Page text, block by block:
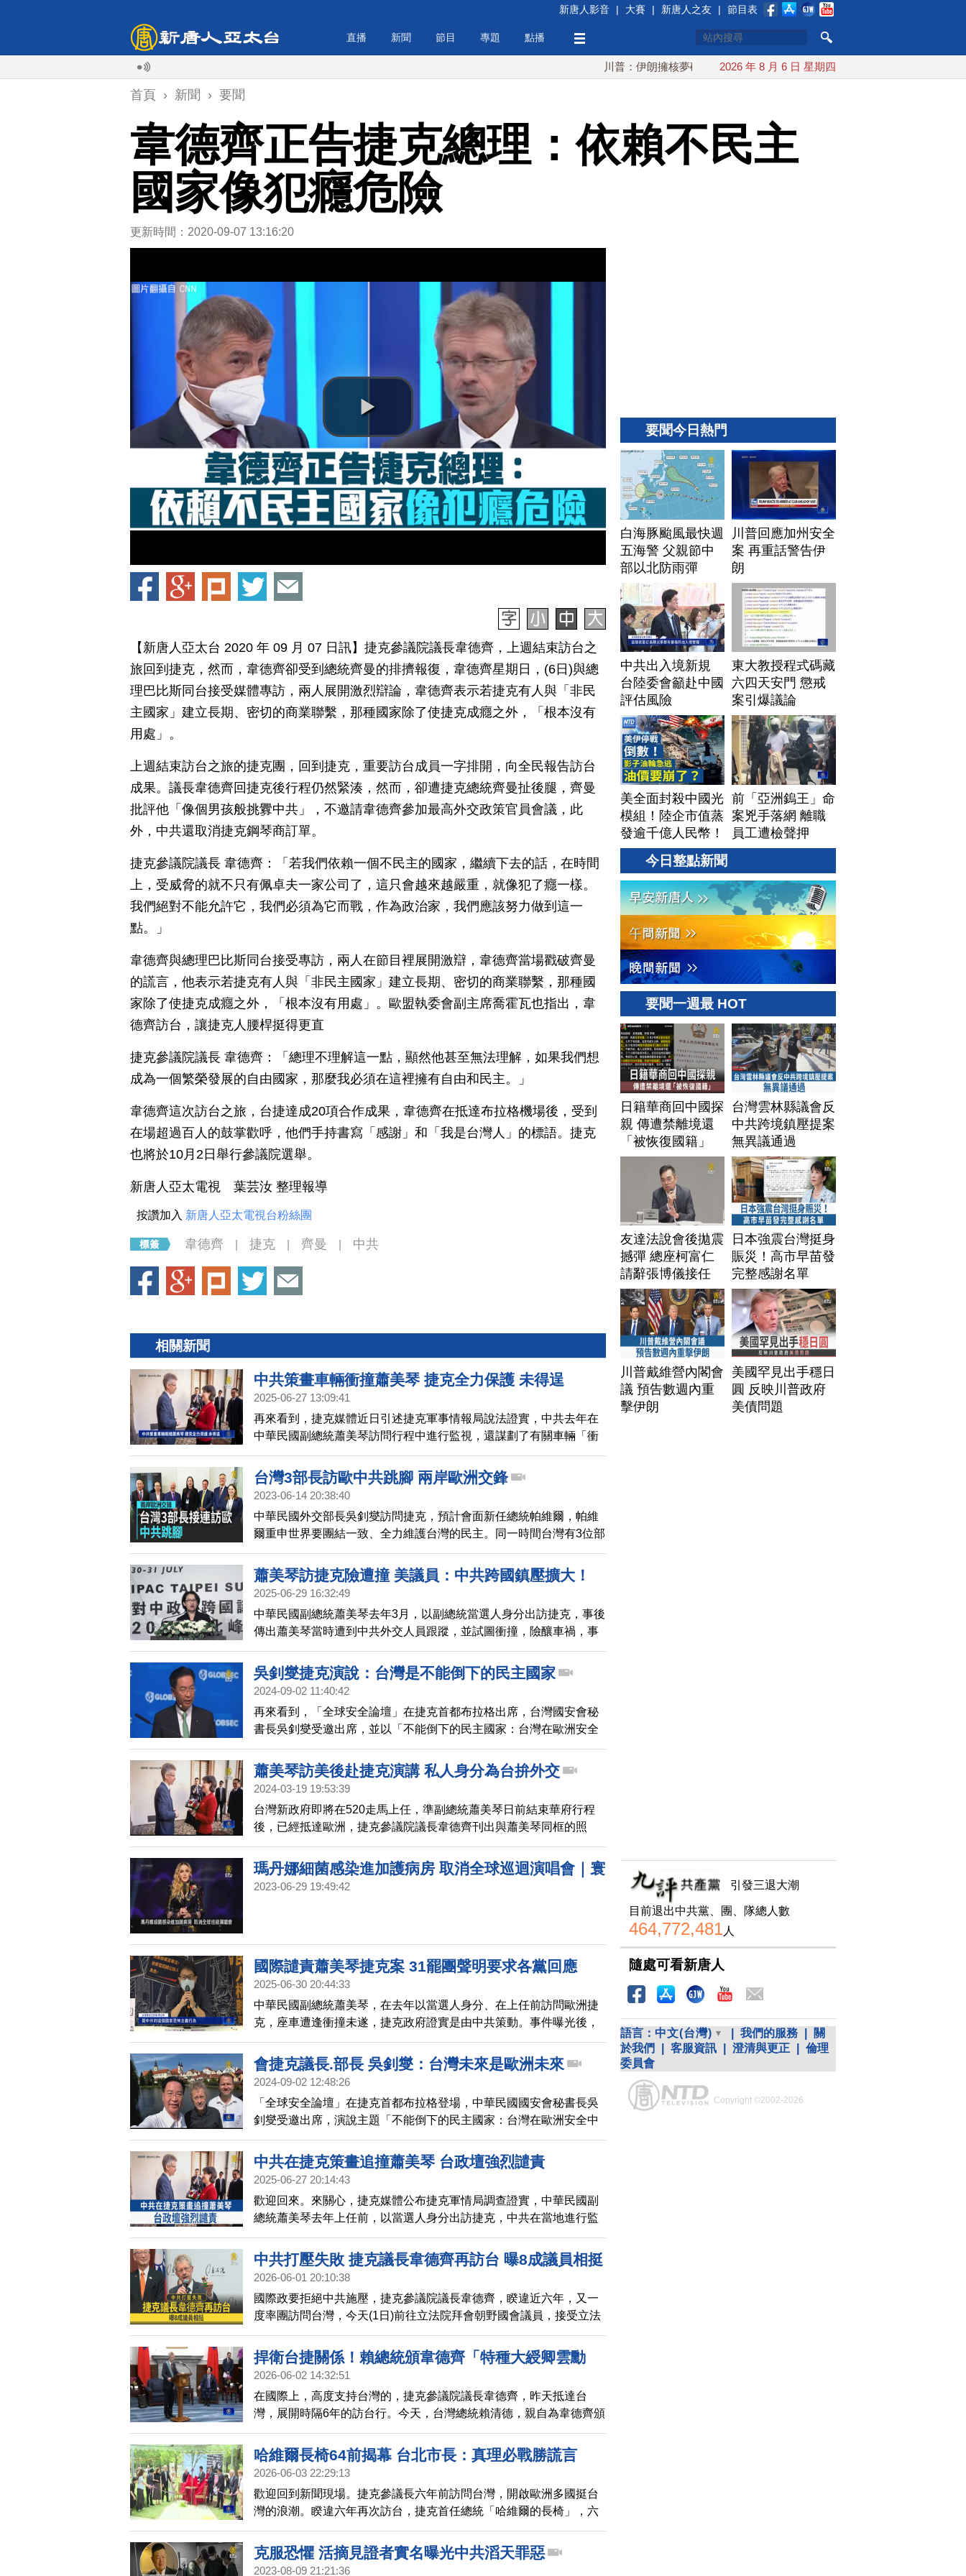
新唐人影音 | 大賽 | 新唐人之友 | 節目表
直播 新聞 節目 專題 點播
川普：伊朗擁核夢碎 海峽即將恢復通航 烏克蘭貨機旁驚現炸彈無人機 德國機
2026 年 8 月 6 日 星期四
首頁 › 新聞 › 要聞
韋德齊正告捷克總理：依賴不民主
國家像犯癮危險
更新時間：2020-09-07 13:16:20
【新唐人亞太台 2020 年 09 月 07 日訊】捷克參議院議長韋德齊，上週結束訪台之
旅回到捷克，然而，韋德齊卻受到總統齊曼的排擠報復，韋德齊星期日，(6日)與總
理巴比斯同台接受媒體專訪，兩人展開激烈辯論，韋德齊表示若捷克有人與「非民
主國家」建立長期、密切的商業聯繫，那種國家除了使捷克成癮之外，「根本沒有
用處」。
上週結束訪台之旅的捷克團，回到捷克，重要訪台成員一字排開，向全民報告訪台
成果。議長韋德齊回捷克後行程仍然緊湊，然而，卻遭捷克總統齊曼扯後腿，齊曼
批評他「像個男孩般挑釁中共」，不邀請韋德齊參加最高外交政策官員會議，此
外，中共還取消捷克鋼琴商訂單。
捷克參議院議長 韋德齊：「若我們依賴一個不民主的國家，繼續下去的話，在時間
上，受威脅的就不只有佩卓夫一家公司了，這只會越來越嚴重，就像犯了癮一樣。
我們絕對不能允許它，我們必須為它而戰，作為政治家，我們應該努力做到這一
點。」
韋德齊與總理巴比斯同台接受專訪，兩人在節目裡展開激辯，韋德齊當場戳破齊曼
的謊言，他表示若捷克有人與「非民主國家」建立長期、密切的商業聯繫，那種國
家除了使捷克成癮之外，「根本沒有用處」。歐盟執委會副主席喬霍瓦也指出，韋
德齊訪台，讓捷克人腰桿挺得更直
捷克參議院議長 韋德齊：「總理不理解這一點，顯然他甚至無法理解，如果我們想
成為一個繁榮發展的自由國家，那麼我必須在這裡擁有自由和民主。」
韋德齊這次訪台之旅，台捷達成20項合作成果，韋德齊在抵達布拉格機場後，受到
在場超過百人的鼓掌歡呼，他們手持書寫「感謝」和「我是台灣人」的標語。捷克
也將於10月2日舉行參議院選舉。
新唐人亞太電視 葉芸汝 整理報導
按讚加入 新唐人亞太電視台粉絲團
韋德齊 捷克 齊曼 中共
相關新聞
中共策畫車輛衝撞蕭美琴 捷克全力保護 未得逞
2025-06-27 13:09:41
再來看到，捷克媒體近日引述捷克軍事情報局說法證實，中共去年在
中華民國副總統蕭美琴訪問行程中進行監視，還謀劃了有關車輛「衝
撞計畫」，所幸後來被捷克政府成功化解。
台灣3部長訪歐中共跳腳 兩岸歐洲交鋒
2023-06-14 20:38:40
中華民國外交部長吳釗燮訪問捷克，預計會面新任總統帕維爾，帕維
爾重申世界要團結一致、全力維護台灣的民主。同一時間台灣有3位部
長級官員在歐洲訪問，包括經濟部長、數位部長。外媒分析，這是在
中共總理李強首次訪歐前，兩岸在歐洲的較勁。
蕭美琴訪捷克險遭撞 美議員：中共跨國鎮壓擴大！
2025-06-29 16:32:49
中華民國副總統蕭美琴去年3月，以副總統當選人身分出訪捷克，事後
傳出蕭美琴當時遭到中共外交人員跟蹤，並試圖衝撞，險釀車禍，事
件引起美國兩黨議員強烈譴責：這是中共的犯罪行徑，是脅迫；凸顯
中共跨國鎮壓日益擴大的威脅！
吳釗燮捷克演說：台灣是不能倒下的民主國家
2024-09-02 11:40:42
再來看到，「全球安全論壇」在捷克首都布拉格出席，台灣國安會秘
書長吳釗燮受邀出席，並以「不能倒下的民主國家：台灣在歐洲安全
中的角色」為題發表演說。吳釗燮表示，面對中共的威脅，歐洲建立
整合性嚇阻力量，至為關鍵，期盼歐洲國家加強與台灣在供應鏈韌性
和經濟安全方面的合作。
蕭美琴訪美後赴捷克演講 私人身分為台拚外交
2024-03-19 19:53:39
台灣新政府即將在520走馬上任，準副總統蕭美琴日前結束華府行程
後，已經抵達歐洲，捷克參議院議長韋德齊刊出與蕭美琴同框的照
片，貼文一出，引起國內外媒體關注。
瑪丹娜細菌感染進加護病房 取消全球巡迴演唱會｜寰
宇掃描
2023-06-29 19:49:42
國際譴責蕭美琴捷克案 31罷團聲明要求各黨回應
2025-06-30 20:44:33
中華民國副總統蕭美琴，在去年以當選人身分、在上任前訪問歐洲捷
克，座車遭逢衝撞未遂，捷克政府證實是由中共策動。事件曝光後，
國際紛紛譴責，國際媒體頭版報導。不過，台灣有在野黨國會議員，
在網路節目的爭議表態，引發31個民間罷免團體聯合聲明，要求各政
黨回應。
會捷克議長.部長 吳釗燮：台灣未來是歐洲未來
2024-09-02 12:48:26
「全球安全論壇」在捷克首都布拉格登場，中華民國國安會秘書長吳
釗燮受邀出席，演說主題「不能倒下的民主國家：台灣在歐洲安全中
的角色」。吳釗燮表示，面對中共的威脅，歐洲建立整合性嚇阻力
量，至為關鍵，期盼歐洲國家加強與台灣在供應鏈韌性和經濟安全方
面等合作。
中共在捷克策畫追撞蕭美琴 台政壇強烈譴責
2025-06-27 20:14:43
歡迎回來。來關心，捷克媒體公布捷克軍情局調查證實，中華民國副
總統蕭美琴去年上任前，以當選人身分出訪捷克，中共在當地進行監
視，謀劃碰撞座車，所幸被捷克政府掌握，不讓中共行動得逞。對
此，中華民國政府大陸委員會強烈譴責中共惡劣行徑，要求立即出面
說明、公開道歉。當中共外交部被詢問此事，只是在回應中一味批評
中共打壓失敗 捷克議長韋德齊再訪台 曝8成議員相挺
2026-06-01 20:10:38
國際政要拒絕中共施壓，捷克參議院議長韋德齊，睽違近六年，又一
度率團訪問台灣，今天(1日)前往立法院拜會朝野國會議員，接受立法
院長韓國瑜款待。韋德齊表示台灣與捷克都是自由民主的國家，都有
權決定與誰合作，不受外部干預。
捍衛台捷關係！賴總統頒韋德齊「特種大綬卿雲勳
章」
2026-06-02 14:32:51
在國際上，高度支持台灣的，捷克參議院議長韋德齊，昨天抵達台
灣，展開時隔6年的訪台行。今天，台灣總統賴清德，親自為韋德齊頒
授，「特種大綬卿雲勳章」，表彰他捍衛民主的非凡勇氣。
哈維爾長椅64前揭幕 台北市長：真理必戰勝謊言
2026-06-03 22:29:13
歡迎回到新聞現場。捷克參議長六年前訪問台灣，開啟歐洲多國挺台
灣的浪潮。睽違六年再次訪台，捷克首任總統「哈維爾的長椅」，六
四前夕在台北啟用。台灣中央與地方政府跨黨派高層一起揭幕。
克服恐懼 活摘見證者實名曝光中共滔天罪惡
2023-08-09 21:21:36
要聞今日熱門
白海豚颱風最快週
五海警 父親節中
部以北防雨彈
川普回應加州安全
案 再重話警告伊
朗
中共出入境新規
台陸委會籲赴中國
評估風險
東大教授程式碼藏
六四天安門 懲戒
案引爆議論
美全面封殺中國光
模組！陸企市值蒸
發逾千億人民幣！
AI資料中心供應鏈
洗牌？台灣喜迎轉
單！成關鍵樞紐？
｜#財經新聞
│20260805 (三)
前「亞洲鎢王」命
案兇手落網 離職
員工遭檢聲押
今日整點新聞
要聞一週最 HOT
日籍華商回中國探
親 傳遭禁離境還
「被恢復國籍」
台灣雲林縣議會反
中共跨境鎮壓提案
無異議通過
友達法說會後拋震
撼彈 總座柯富仁
請辭張博儀接任
日本強震台灣挺身
賑災！高市早苗發
完整感謝名單
川普戴維營內閣會
議 預告數週內重
擊伊朗
美國罕見出手穩日
圓 反映川普政府
美債問題
引發三退大潮
目前退出中共黨、團、隊總人數
464,772,481人
隨處可看新唐人
語言： 中文(台灣) 我們的服務
關
於我們
客服資訊 澄清與更正
倫理
委員會
Copyright ©2002-2026